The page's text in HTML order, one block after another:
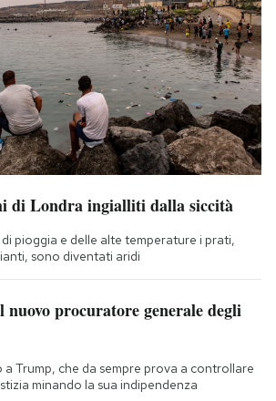
di Londra ingialliti dalla siccità
pioggia e delle alte temperature i prati,
sono diventati aridi
nuovo procuratore generale degli
Trump, che da sempre prova a controllare
minando la sua indipendenza